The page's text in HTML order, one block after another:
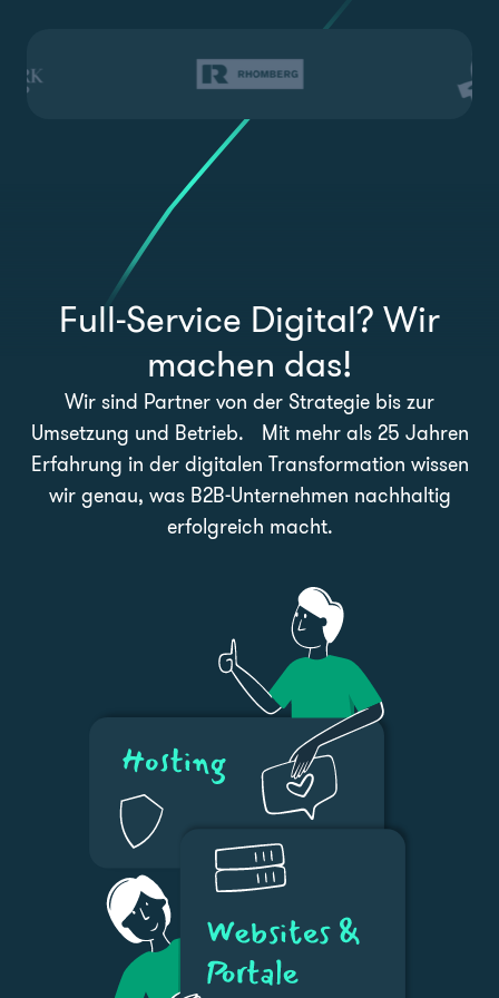
Full-Service Digital?Wir
machen das!
Wir sind Partner von der Strategie bis zur
Umsetzung und Betrieb. Mit mehr als 25 Jahren
Erfahrung in der digitalen Transformation wissen
wir genau, was B2B-Unternehmen nachhaltig
erfolgreich macht.